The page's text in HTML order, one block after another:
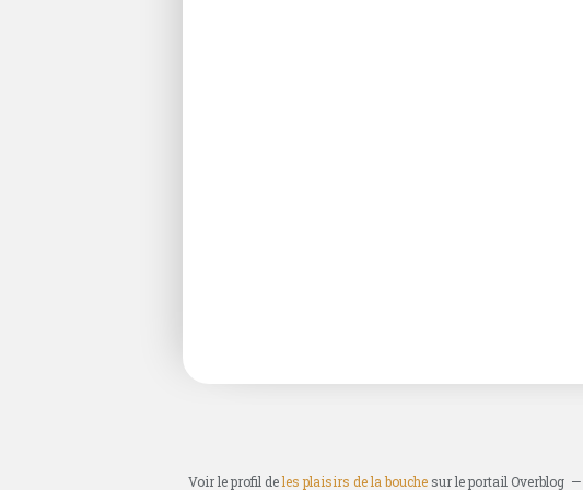
Voir le profil deles plaisirs de la bouchesur le portail Overblog